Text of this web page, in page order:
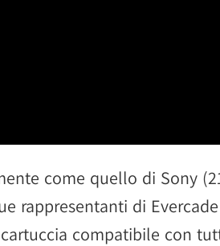
come quello di Sony
rappresentanti di
compatibile con